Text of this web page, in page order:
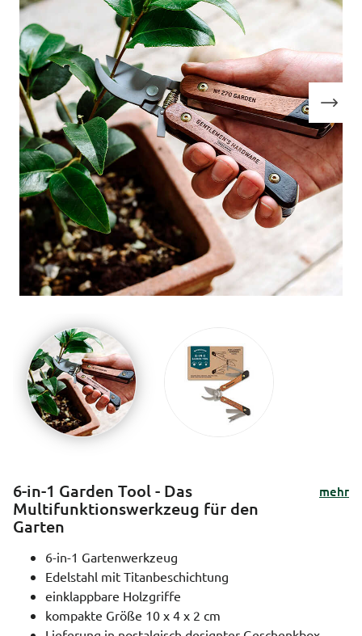
6-in-1 Garden Tool - Das
Multifunktionswerkzeug für den
Garten
mehr
6-in-1 Gartenwerkzeug
Edelstahl mit Titanbeschichtung
einklappbare Holzgriffe
kompakte Größe 10 x 4 x 2 cm